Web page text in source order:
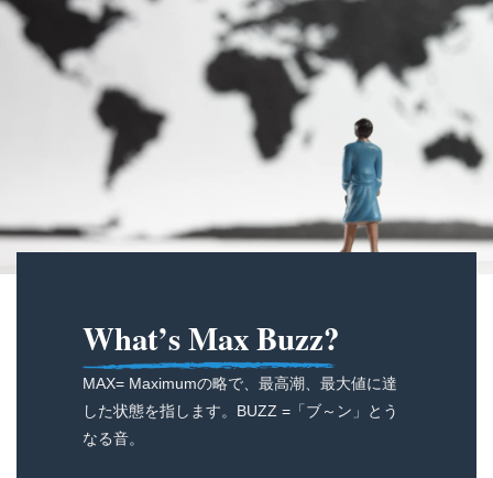
What’s Max Buzz?
MAX= Maximumの略で、最高潮、最大値に達
した状態を指します。BUZZ =「ブ～ン」とう
なる音。